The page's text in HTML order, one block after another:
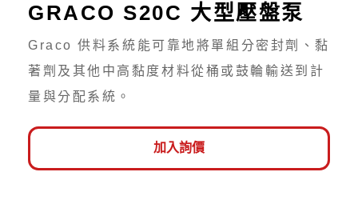
GRACO S20C 大型壓盤泵
Graco 供料系統能可靠地將單組分密封劑、黏
著劑及其他中高黏度材料從桶或鼓輪輸送到計
量與分配系統。
加入詢價